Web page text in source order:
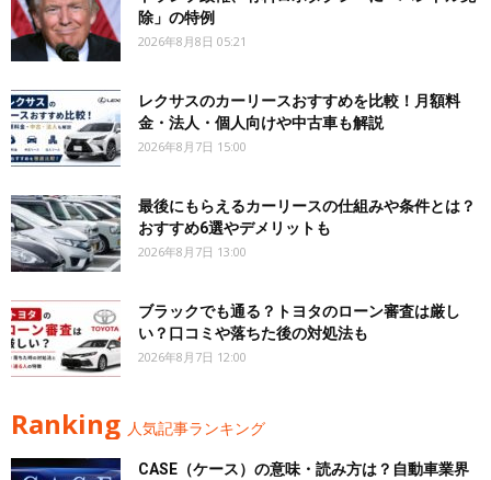
除」の特例
2026年8月8日 05:21
レクサスのカーリースおすすめを比較！月額料
金・法人・個人向けや中古車も解説
2026年8月7日 15:00
最後にもらえるカーリースの仕組みや条件とは？
おすすめ6選やデメリットも
2026年8月7日 13:00
ブラックでも通る？トヨタのローン審査は厳し
い？口コミや落ちた後の対処法も
2026年8月7日 12:00
Ranking 人気記事ランキング
CASE（ケース）の意味・読み方は？自動車業界